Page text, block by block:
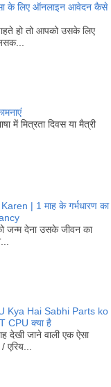
के लिए ऑनलाइन आवेदन कैसे
हो तो आपको उसके लिए
में मित्रता दिवस या मैत्री
| 1 माह के गर्भधारण का
जन्म देना उसके जीवन का
Kya Hai Sabhi Parts ko
CPU क्या है
देखी जाने वाली एक ऐसा